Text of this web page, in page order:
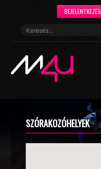
BEJELENTKEZÉS
SZÓRAKOZÓHELYEK